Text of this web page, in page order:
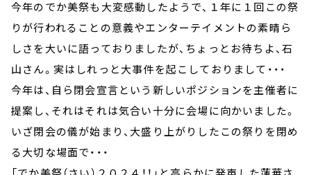
今年のでか美祭も大変感動したようで、１年に１回この祭
りが行われることの意義やエンターテイメントの素晴ら
しさを大いに語っておりましたが、ちょっとお待ちよ、石
山さん。実はしれっと大事件を起こしておりまして・・・
今年は、自ら閉会宣言という新しいポジションを主催者に
提案し、それはそれは気合い十分に会場に向かいました。
いざ閉会の儀が始まり、大盛り上がりしたこの祭りを閉め
る大切な場面で・・・